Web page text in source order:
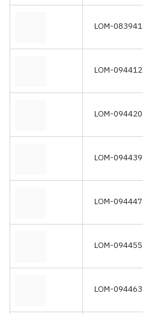
LOM-083941
LOM-094412
LOM-094420
LOM-094439
LOM-094447
LOM-094455
LOM-094463